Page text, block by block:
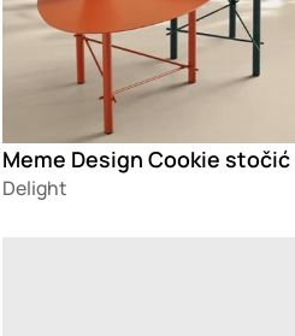
Meme Design Cookie stočić
Delight